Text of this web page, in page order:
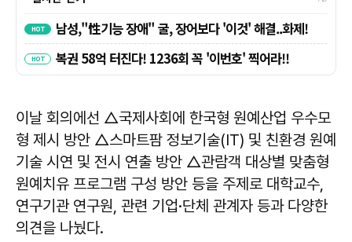
이날 회의에선 △국제사회에 한국형 원예산업 우수모
형 제시 방안 △스마트팜 정보기술(IT) 및 친환경 원예
기술 시연 및 전시 연출 방안 △관람객 대상별 맞춤형
원예치유 프로그램 구성 방안 등을 주제로 대학교수,
연구기관 연구원, 관련 기업·단체 관계자 등과 다양한
의견을 나눴다.